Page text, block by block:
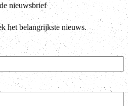
nieuwsbrief
het belangrijkste nieuws.